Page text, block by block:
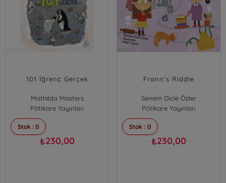
101 İğrenç Gerçek
Mathilda Masters
Pötikare Yayınları
Stok : 0
₺230,00
Frann’s Riddle
Senem Dicle Özler
Pötikare Yayınları
Stok : 0
₺230,00